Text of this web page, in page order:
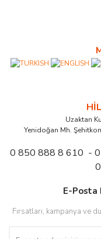
Uzaktan
Yenidoğan Mh.
0 850 888 8 610 -
E-Posta
Fırsatları, kampanya ve